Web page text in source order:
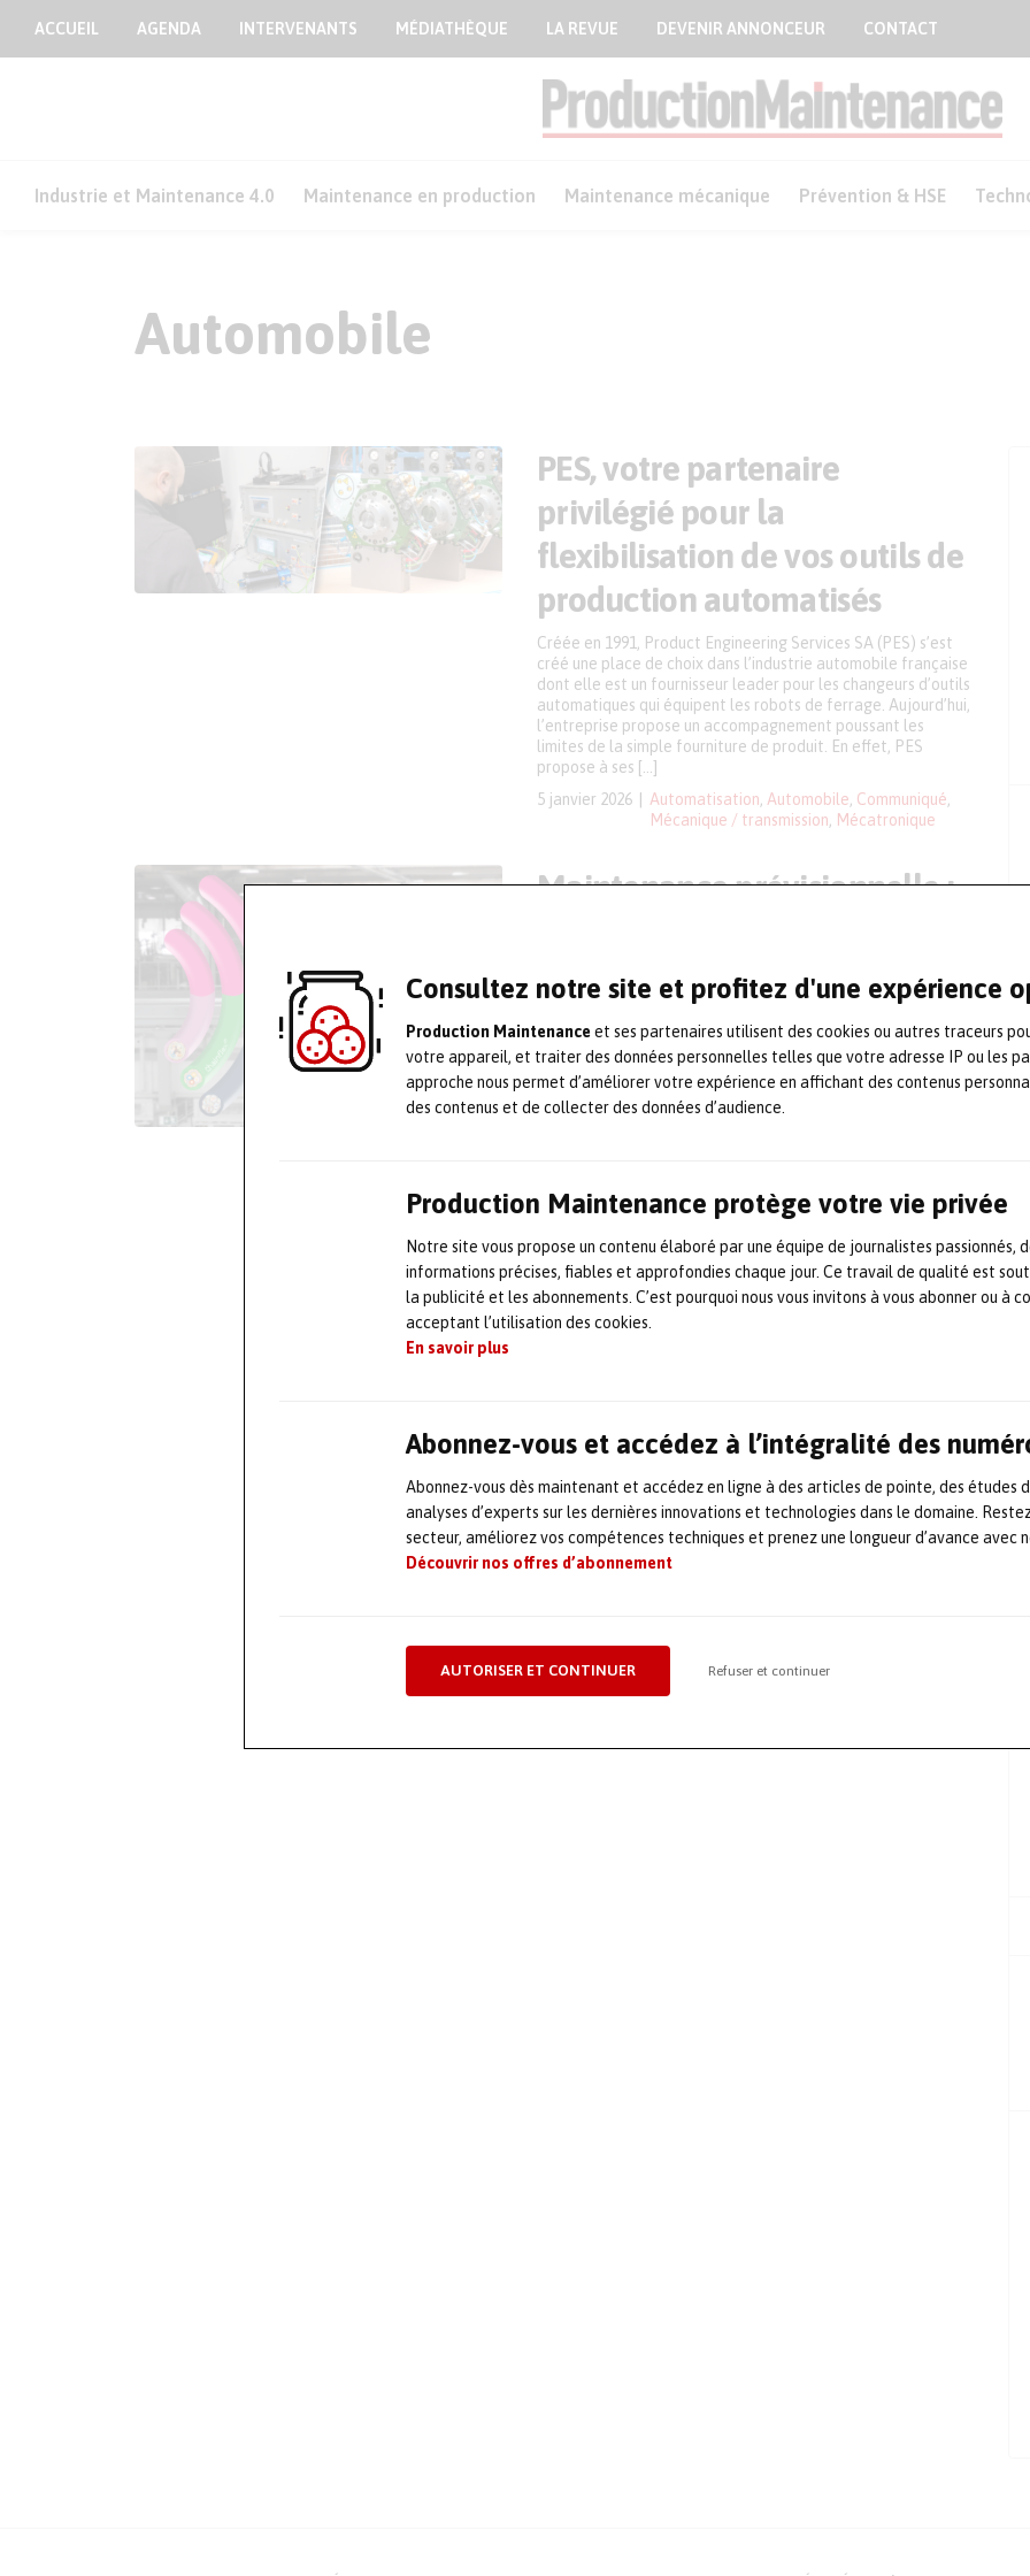
Consultez notre site et profitez d'une expérience
Production Maintenanceet ses partenaires utilisent des cookies ou autres traceurs
votre appareil, et traiter des données personnelles telles que votre adresse IP ou les
approche nous permet d’améliorer votre expérience en affichant des contenus
des contenus et de collecter des données d’audience.
Production Maintenance protège votre vie privée
Notre site vous propose un contenu élaboré par une équipe de journalistes passionnés,
informations précises, fiables et approfondies chaque jour. Ce travail de qualité est
la publicité et les abonnements. C’est pourquoi nous vous invitons à vous abonner ou à
acceptant l’utilisation des cookies.
En savoir plus
Abonnez-vous et accédez à l’intégralité des
Abonnez-vous dès maintenant et accédez en ligne à des articles de pointe, des études
analyses d’experts sur les dernières innovations et technologies dans le domaine.
secteur, améliorez vos compétences techniques et prenez une longueur d’avance avec
Découvrir nos offres d’abonnement
AUTORISER ET CONTINUER Refuser et continuer
ACCUEIL AGENDA INTERVENANTS MÉDIATHÈQUE LA REVUE DEVENIR ANNONCEUR CONTACT
Industrie et Maintenance 4.0 Maintenance en production Maintenance mécanique Prévention & HSE
Automobile
PES, votre partenaire
privilégié pour la
flexibilisation de vos outils de
production automatisés
5 janvier 2026 Automatisation Automobile Communiqué
Mécanique / transmission
Mécatronique
Créée en 1991, Product Engineering Services SA (PES) s’est
créé une place de choix dans l’industrie automobile française
dont elle est un fournisseur leader pour les changeurs d’outils
automatiques qui équipent les robots de ferrage. Aujourd’hui,
l’entreprise propose un accompagnement poussant les
limites de la simple fourniture de produit. En effet, PES
propose à ses […]
Maintenance prévisionnelle :
surveillance des câbles igus
dans les chaînes porte-câbles
22 mars 2022 Automobile,Maintenance prévisionnelle
Solution / technologie
La surveillance intelligente des câbles bus et de données igus
s’affine encore. Sur sa nouvelle génération, des capteurs de
surveillance i.Sense CF.D vérifient en effet l’état électrique